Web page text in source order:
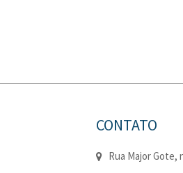
CONTATO
Rua Major Gote,